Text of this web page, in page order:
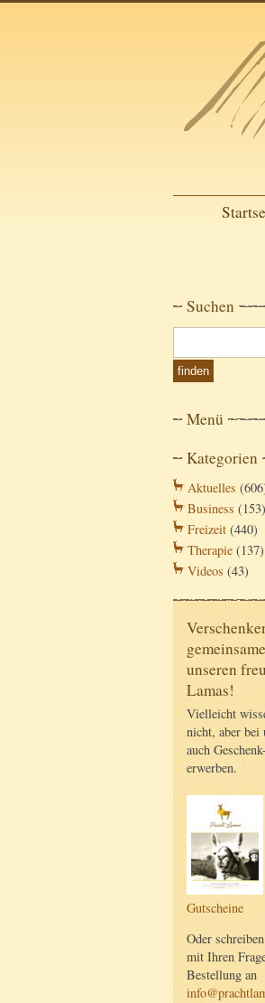
Suchen
Menü
Kategorien
Aktuelles
Business (153)
Freizeit (440)
Therapie (137)
Videos (43)
unseren
Lamas!
Vielleicht
nicht, aber bei
auch
erwerben.
Gutscheine
Oder
mit Ihren
Bestellung an